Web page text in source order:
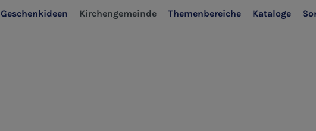
Geschenkideen Kirchengemeinde Themenbereiche Kataloge